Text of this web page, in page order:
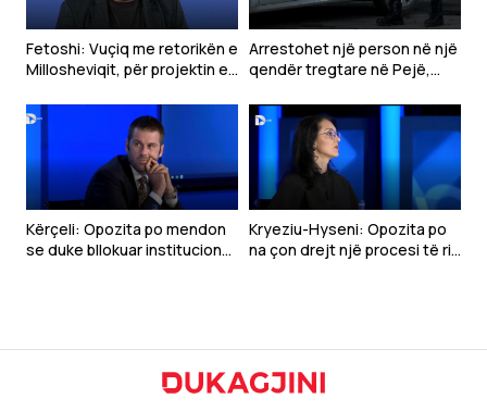
Fetoshi: Vuçiq me retorikën e
Millosheviqit, për projektin e
Arrestohet një person në një
qendër tregtare në Pejë,
qytetarët
Kërçeli: Opozita po mendon
se duke bllokuar institucionet
Kryeziu-Hyseni: Opozita po
na çon drejt një procesi të ri